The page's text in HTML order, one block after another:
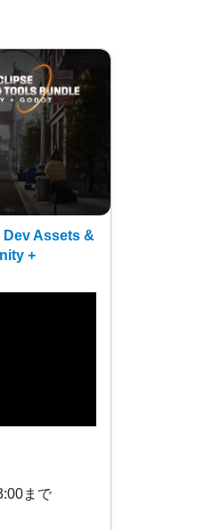
Assets &
+
まで